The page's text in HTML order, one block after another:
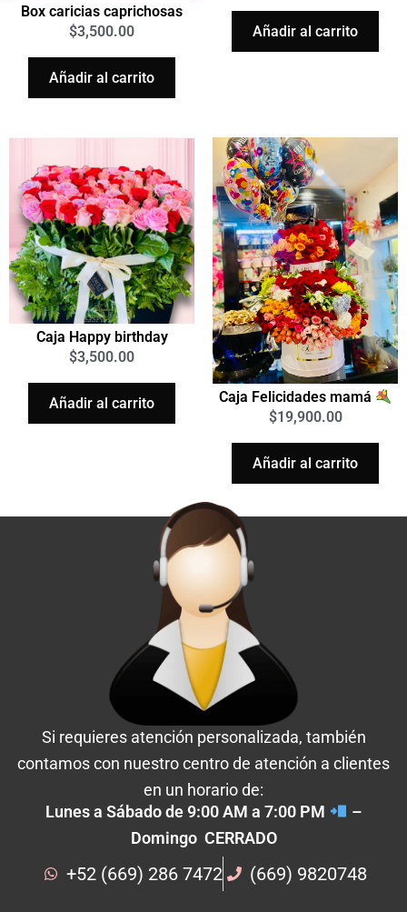
Box caricias caprichosas
$3,500.00
Añadir al carrito
Añadir al carrito
Caja Happy birthday
$3,500.00
Añadir al carrito
Caja Felicidades mamá
$19,900.00
Añadir al carrito
Si requieres atención personalizada, también
contamos con nuestro centro de atención a clientes
en un horario de:
Lunes a Sábado de 9:00 AM a 7:00 PM
–
Domingo CERRADO
+52 (669) 286 7472 (669) 9820748